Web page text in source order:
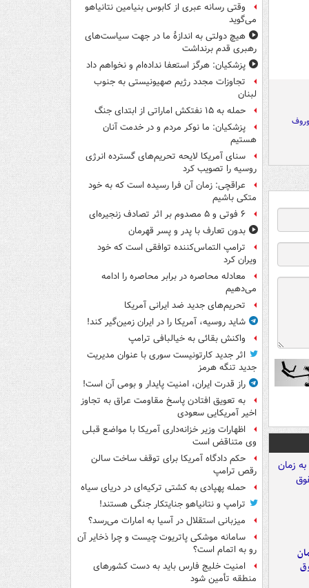
وقتی رسانه عبری از کابوس بنیامین نتانیاهو
می‌گوید
هیچ دولتی به اندازۀ ما در جهت سیاست‌های
رهبری قدم برنداشت
پزشکیان: هرگز استعفا نداده‌ام و نخواهم داد
تجاوزات مجدد رژیم صهیونیستی به جنوب
لبنان
حمله به ۱۵ نفتکش‌ اماراتی از ابتدای جنگ
پزشکیان: ما نوکر مردم و در خدمت آنان
هستیم
سنای آمریکا لایحه تحریم‌های گسترده انرژی
روسیه را تصویب کرد
عراقچی: زمان آن فرا رسیده است که به خود
متکی باشیم
۶ فوتی و ۵ مصدوم بر اثر تصادف زنجیره‌ای
بدون تعارف با پدر و پسر قهرمان
ترامپ التماس‌کننده توافقی است که خود
ویران کرد
معادله محاصره در برابر محاصره را ادامه
می‌دهیم
تحریم‌های جدید ضد ایرانی آمریکا
شاید روسیه، آمریکا را در ایران زمین‌گیر کند!
واکنش بقائی به خیالبافی ترامپ
اثر جدید کارتونیست سوری با عنوان مدیریت
جدید تنگه هرمز
راز قدرت ایران، امنیت پایدار و بومی آن است!
به تعویق افتادن پاسخ مقاومت عراق به تجاوز
اخیر آمریکایی سعودی
اظهارات وزیر خزانه‌داری آمریکا با مواضع قبلی
وی متناقض است
حکم دادگاه آمریکا برای توقف ساخت سالن
رقص ترامپ
حمله پهپادی به کشتی ترکیه‌ای در دریای سیاه
ترامپ و نتانیاهو جنایتکار جنگی هستند!
میزبانی استقلال در آسیا به امارات می‌رسد؟
سامانه موشکی پاتریوت چیست و چرا ذخایر آن
رو به اتمام است؟
امنیت خلیج فارس باید به دست کشورهای
منطقه تأمین شود